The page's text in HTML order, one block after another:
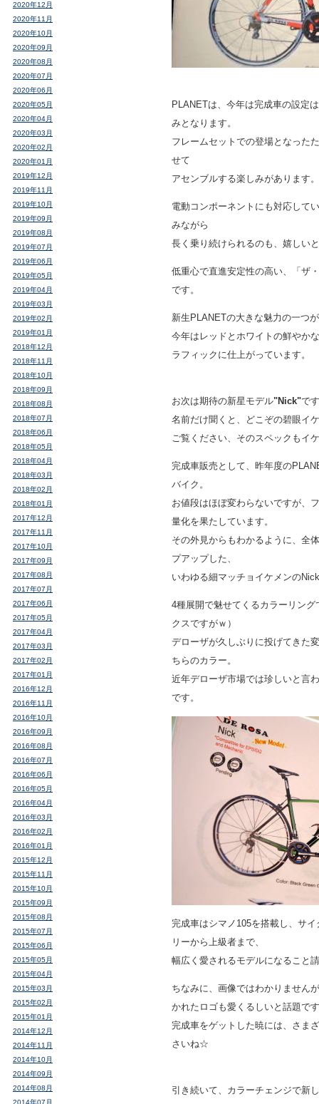
PLANETは、今年は完成車の設定
みとなります。
フレームセットでの登場となった
せて
アセンブルする楽しみがあります。
電動コンポーネントにも対応して
みながら
長く乗り続けられるのも、嬉しい
低重心で直進安定性の高い、「ザ
です。
新生PLANETの大きな魅力の一つ
今年はレッドとホワイトの鮮やか
ラフィックに仕上がっています。
お次は期待の新星モデル"Nick"で
名前だけ聞くと、どこぞの碧眼イ
ご覧ください、そのスペックもイ
完成車販売として、昨年度の
バイク。
お値段はほぼ変わらないですが、
量化を果たしています。
その外見からもわかるように、全
プアップした、
いわゆる細マッチョイケメンの
4種展開で魅せてくるカラーリン
クスですがｗ）
デローザが久しぶりに投げてきた
ちらのカラー。
近年デローザ市場では珍しいと言
です。
完成車はシマノ105を搭載し、サ
リーから上級者まで、
幅広く愛されるモデルになること
ちなみに、画像ではわかりません
かれたロゴも愛くるしいと話題で
完成車をゲットした暁には、さま
さいね☆
引き続いて、カラーチェンジで新
2020年12月
2020年11月
2020年10月
2020年09月
2020年08月
2020年07月
2020年06月
2020年05月
2020年04月
2020年03月
2020年02月
2020年01月
2019年12月
2019年11月
2019年10月
2019年09月
2019年08月
2019年07月
2019年06月
2019年05月
2019年04月
2019年03月
2019年02月
2019年01月
2018年12月
2018年11月
2018年10月
2018年09月
2018年08月
2018年07月
2018年06月
2018年05月
2018年04月
2018年03月
2018年02月
2018年01月
2017年12月
2017年11月
2017年10月
2017年09月
2017年08月
2017年07月
2017年06月
2017年05月
2017年04月
2017年03月
2017年02月
2017年01月
2016年12月
2016年11月
2016年10月
2016年09月
2016年08月
2016年07月
2016年06月
2016年05月
2016年04月
2016年03月
2016年02月
2016年01月
2015年12月
2015年11月
2015年10月
2015年09月
2015年08月
2015年07月
2015年06月
2015年05月
2015年04月
2015年03月
2015年02月
2015年01月
2014年12月
2014年11月
2014年10月
2014年09月
2014年08月
2014年07月